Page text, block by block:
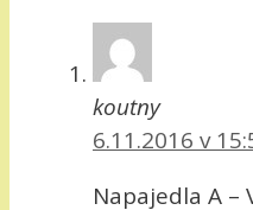
koutny
6.11.2016 v
Napajedla A –